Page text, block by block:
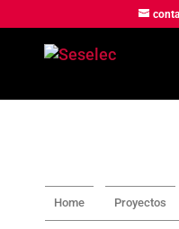
Home Proyectos